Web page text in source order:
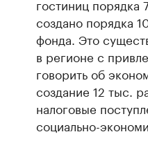
гостиниц порядка
создано порядка
фонда. Это
в регионе с
говорить об
создание 12 тыс.
налоговые
социально-